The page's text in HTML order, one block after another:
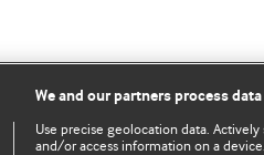
We and our partners process
Use precise geolocation data.
and/or access information on a